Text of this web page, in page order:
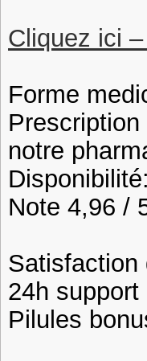
Cliquez ici
Forme
notre
Note 4,96 /
Satisfaction
24h support
Pilules